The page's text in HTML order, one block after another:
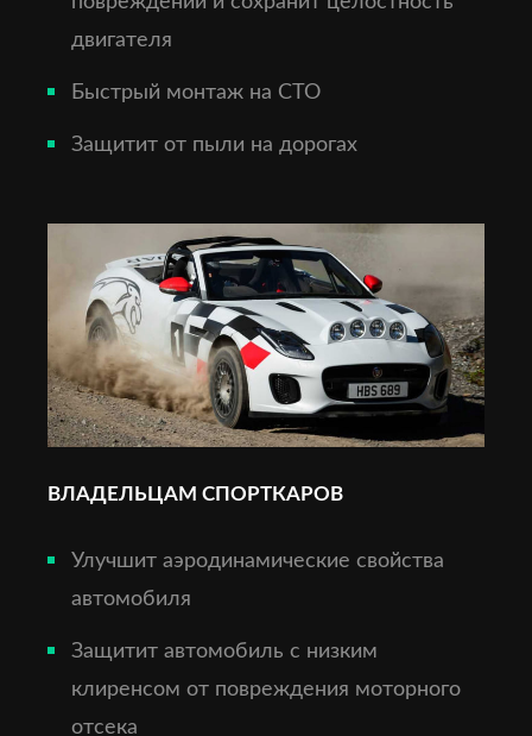
двигателя
Быстрый монтаж на СТО
Защитит от пыли на дорогах
ВЛАДЕЛЬЦАМ СПОРТКАРОВ
Улучшит аэродинамические свойства
автомобиля
Защитит автомобиль с низким
клиренсом от повреждения моторного
отсека